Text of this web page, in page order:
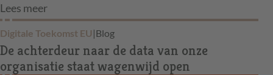
Lees meer
Digitale Toekomst EU |Blog
De achterdeur naar de data van onze
organisatie staat wagenwijd open